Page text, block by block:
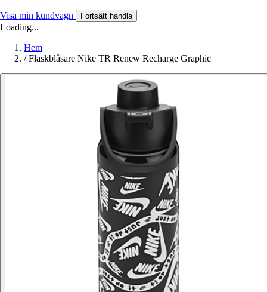
Visa min kundvagn Fortsätt handla
Loading...
Hem
/ Flaskblåsare Nike TR Renew Recharge Graphic